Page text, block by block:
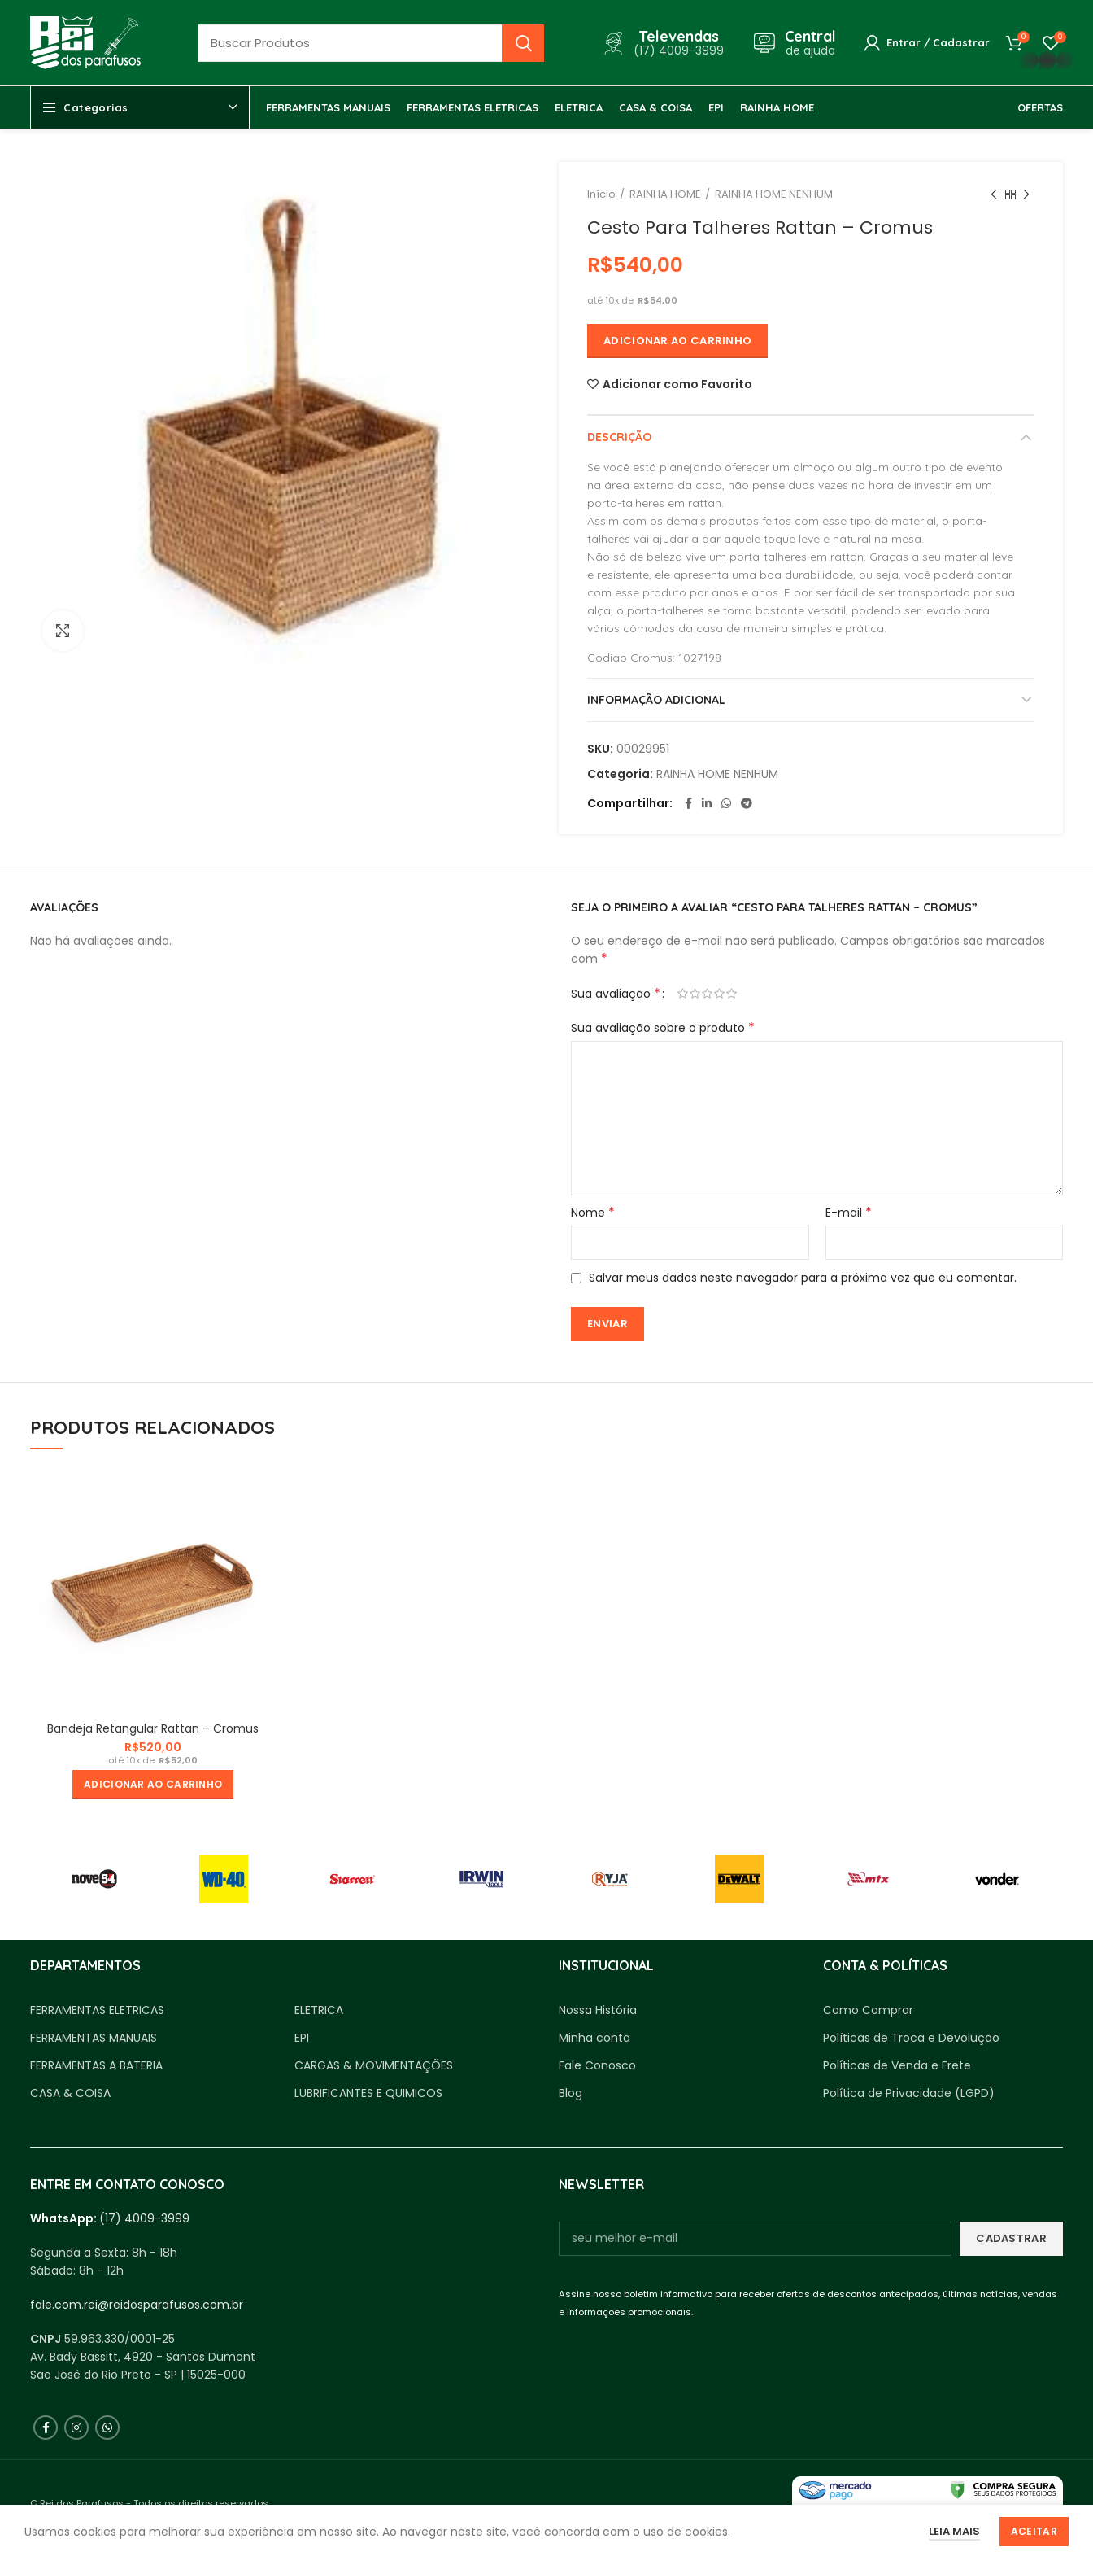
Televendas
(17) 4009-3999
Central
de ajuda Entrar / Cadastrar 0 0
Categorias FERRAMENTAS MANUAIS FERRAMENTAS ELETRICAS ELETRICA CASA & COISA EPI RAINHA HOME OFERTAS
Início RAINHA HOME RAINHA HOME NENHUM
Cesto Para Talheres Rattan – Cromus
R$
R$
ADICIONAR AO CARRINHO
Adicionar como Favorito
DESCRIÇÃO
Se você está planejando oferecer um almoço ou algum outro tipo de evento
na área externa da casa, não pense duas vezes na hora de investir em um
porta-talheres em rattan.
Assim com os demais produtos feitos com esse tipo de material, o porta-
talheres vai ajudar a dar aquele toque leve e natural na mesa.
Não só de beleza vive um porta-talheres em rattan. Graças a seu material leve
e resistente, ele apresenta uma boa durabilidade, ou seja, você poderá contar
com esse produto por anos e anos. E por ser fácil de ser transportado por sua
alça, o porta-talheres se torna bastante versátil, podendo ser levado para
vários cômodos da casa de maneira simples e prática.
Codigo Cromus: 1027198
INFORMAÇÃO ADICIONAL
SKU: 00029951
Categoria: RAINHA HOME NENHUM
Compartilhar
AVALIAÇÕES
Não há avaliações ainda.
SEJA O PRIMEIRO A AVALIAR “CESTO PARA TALHERES RATTAN – CROMUS”
O seu endereço de e-mail não será publicado. Campos obrigatórios são marcados
com *
Sua avaliação *
Sua avaliação sobre o produto *
Nome * E-mail *
Salvar meus dados neste navegador para a próxima vez que eu comentar.
PRODUTOS RELACIONADOS
Bandeja Retangular Rattan – Cromus
R$
R$
ADICIONAR AO CARRINHO
DEPARTAMENTOS
FERRAMENTAS ELETRICAS
FERRAMENTAS MANUAIS
FERRAMENTAS A BATERIA
CASA & COISA
ELETRICA
EPI
CARGAS & MOVIMENTAÇÕES
LUBRIFICANTES E QUIMICOS
INSTITUCIONAL
Nossa História
Minha conta
Fale Conosco
Blog
CONTA & POLÍTICAS
Como Comprar
Políticas de Troca e Devolução
Políticas de Venda e Frete
Política de Privacidade (LGPD)
ENTRE EM CONTATO CONOSCO
WhatsApp: (17) 4009-3999
Segunda a Sexta: 8h - 18h
Sábado: 8h - 12h
fale.com.rei@reidosparafusos.com.br
CNPJ 59.963.330/0001-25
Av. Bady Bassitt, 4920 - Santos Dumont
São José do Rio Preto - SP | 15025-000
NEWSLETTER
Assine nosso boletim informativo para receber ofertas de descontos antecipados, últimas notícias, vendas
e informações promocionais.
© Rei dos Parafusos - Todos os direitos reservados.
Usamos cookies para melhorar sua experiência em nosso site. Ao navegar neste site, você concorda com o uso de cookies. LEIA MAIS ACEITAR
whatsapp